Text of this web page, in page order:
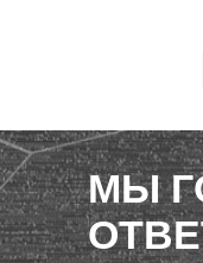
МЫ